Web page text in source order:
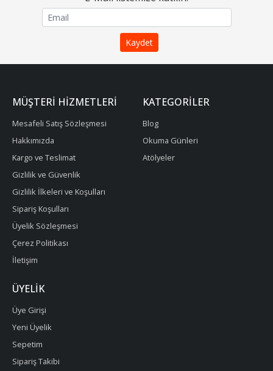
MÜŞTERI HIZMETLERI
Mesafeli Satış Sözleşmesi
Hakkımızda
Kargo ve Teslimat
Gizlilik ve Güvenlik
Gizlilik İlkeleri ve Koşulları
Sipariş Koşulları
Üyelik Sözleşmesi
Çerez Politikası
İletişim
KATEGORILER
Blog
Okuma Günleri
Atölyeler
ÜYELIK
Üye Girişi
Yeni Üyelik
Sepetim
Sipariş Takibi